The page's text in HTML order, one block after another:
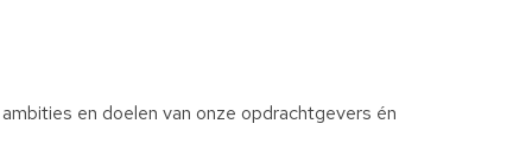
en doelen van onze opdrachtgevers én